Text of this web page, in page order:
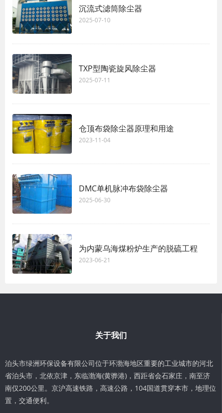
沉流式滤筒除尘器
2025-07-10
TXP型陶瓷旋风除尘器
2025-07-11
仓顶布袋除尘器原理和用途
2023-11-04
DMC单机脉冲布袋除尘器
2025-06-30
为内蒙乌海煤粉炉生产的脱硫工程
2023-06-21
关于我们
泊头市绿洲环保设备有限公司位于环渤海地区重要的工业城市的河北
省泊头市，北依京津，东临渤海(黄骅港)，西距省会石家庄，南至济
南仅200公里。京沪高速铁路，高速公路，104国道贯穿本市，地理位
置，交通便利。